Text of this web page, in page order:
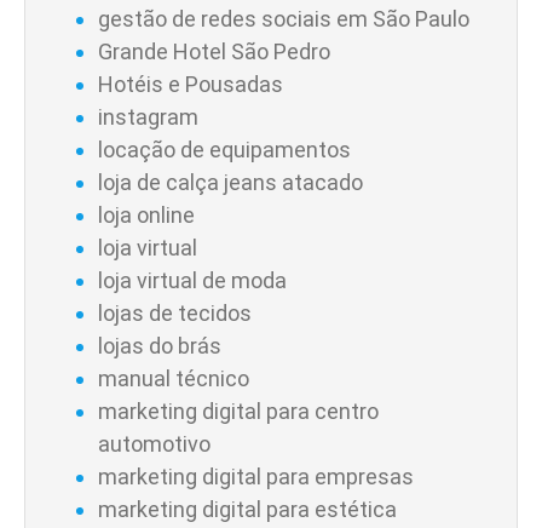
gestão de redes sociais em São Paulo
Grande Hotel São Pedro
Hotéis e Pousadas
instagram
locação de equipamentos
loja de calça jeans atacado
loja online
loja virtual
loja virtual de moda
lojas de tecidos
lojas do brás
manual técnico
marketing digital para centro
automotivo
marketing digital para empresas
marketing digital para estética